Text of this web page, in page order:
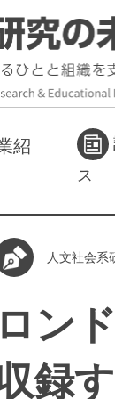
紹
ス
人文社会系
ロン
録